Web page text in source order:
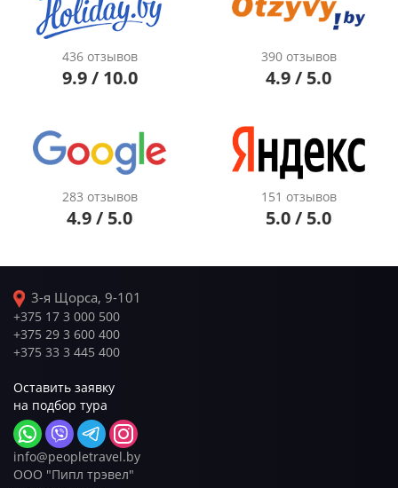
436 отзывов
9.9 / 10.0
390 отзывов
4.9 / 5.0
283 отзывов
4.9 / 5.0
151 отзывов
5.0 / 5.0
3-я Щорса, 9-101
+375 17 3 000 500
+375 29 3 600 400
+375 33 3 445 400
Оставить заявку
на подбор тура
info@peopletravel.by
ООО "Пипл трэвел"